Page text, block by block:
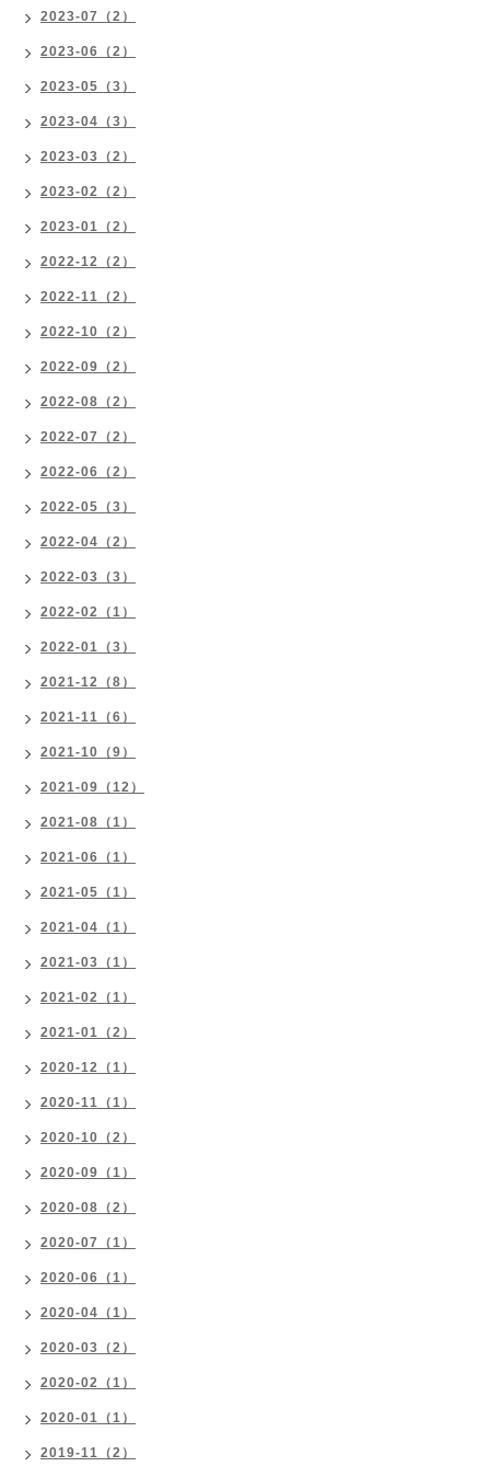
2023-07（2）
2023-06（2）
2023-05（3）
2023-04（3）
2023-03（2）
2023-02（2）
2023-01（2）
2022-12（2）
2022-11（2）
2022-10（2）
2022-09（2）
2022-08（2）
2022-07（2）
2022-06（2）
2022-05（3）
2022-04（2）
2022-03（3）
2022-02（1）
2022-01（3）
2021-12（8）
2021-11（6）
2021-10（9）
2021-09（12）
2021-08（1）
2021-06（1）
2021-05（1）
2021-04（1）
2021-03（1）
2021-02（1）
2021-01（2）
2020-12（1）
2020-11（1）
2020-10（2）
2020-09（1）
2020-08（2）
2020-07（1）
2020-06（1）
2020-04（1）
2020-03（2）
2020-02（1）
2020-01（1）
2019-11（2）